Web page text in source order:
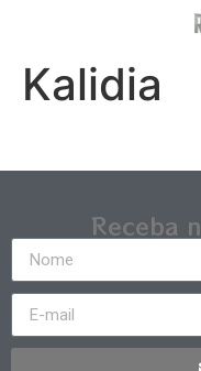
Kalidia
Receba